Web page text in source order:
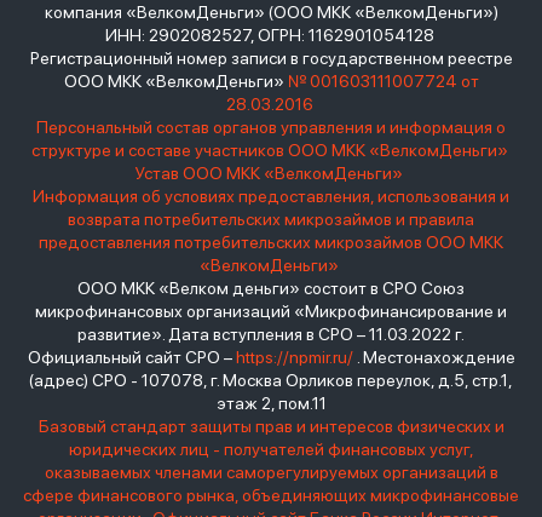
компания «ВелкомДеньги» (ООО МКК «ВелкомДеньги»)
ИНН: 2902082527, ОГРН: 1162901054128
Регистрационный номер записи в государственном реестре
ООО МКК «ВелкомДеньги» № 001603111007724 от
28.03.2016
Персональный состав органов управления и информация о
структуре и составе участников ООО МКК «ВелкомДеньги»
Устав ООО МКК «ВелкомДеньги»
Информация об условиях предоставления, использования и
возврата потребительских микрозаймов и правила
предоставления потребительских микрозаймов ООО МКК
«ВелкомДеньги»
ООО МКК «Велком деньги» состоит в СРО Союз
микрофинансовых организаций «Микрофинансирование и
развитие». Дата вступления в СРО – 11.03.2022 г.
Официальный сайт СРО –https://npmir.ru/. Местонахождение
(адрес) СРО - 107078, г. Москва Орликов переулок, д.5, стр.1,
этаж 2, пом.11
Базовый стандарт защиты прав и интересов физических и
юридических лиц - получателей финансовых услуг,
оказываемых членами саморегулируемых организаций в
сфере финансового рынка, объединяющих микрофинансовые